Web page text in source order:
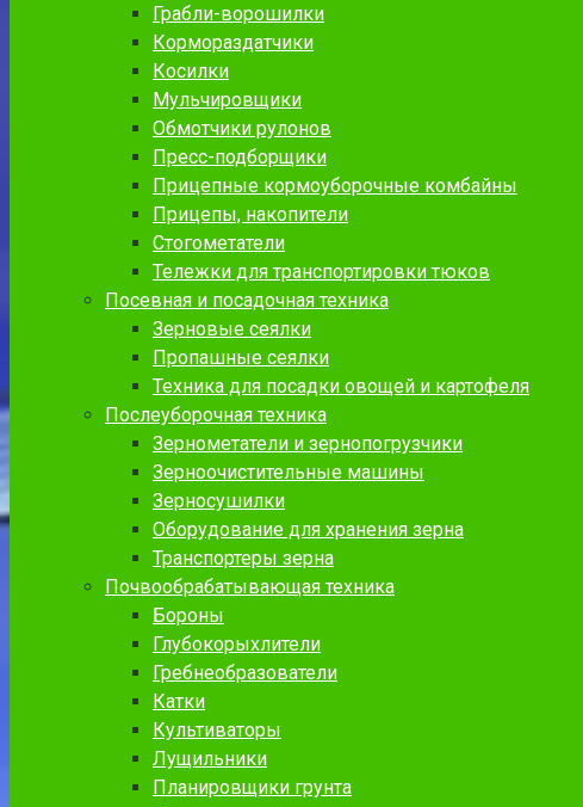
Грабли-ворошилки
Кормораздатчики
Косилки
Мульчировщики
Обмотчики рулонов
Пресс-подборщики
Прицепные кормоуборочные комбайны
Прицепы, накопители
Стогометатели
Тележки для транспортировки тюков
Посевная и посадочная техника
Зерновые сеялки
Пропашные сеялки
Техника для посадки овощей и картофеля
Послеуборочная техника
Зернометатели и зернопогрузчики
Зерноочистительные машины
Зерносушилки
Оборудование для хранения зерна
Транспортеры зерна
Почвообрабатывающая техника
Бороны
Глубокорыхлители
Гребнеобразователи
Катки
Культиваторы
Лущильники
Планировщики грунта